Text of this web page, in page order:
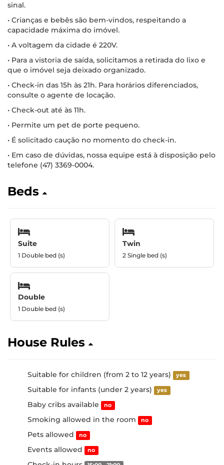
sinal.
• Crianças e bebês são bem-vindos, respeitando a
capacidade máxima do imóvel.
• A voltagem da cidade é 220V.
• Para a vistoria de saída, solicitamos a retirada do lixo e
que o imóvel seja deixado organizado.
• Check-in das 15h às 21h. Para horários diferenciados,
consulte o agente de locação.
• Check-out até às 11h.
• Permite um pet de porte pequeno.
• É solicitado caução no momento do check-in.
• Em caso de dúvidas, nossa equipe está à disposição pelo
telefone (47) 3369-0004.
Beds
Suite
1 Double bed (s)
Twin
2 Single bed (s)
Double
1 Double bed (s)
House Rules
Suitable for children (from 2 to 12 years) yes
Suitable for infants (under 2 years) yes
Baby cribs available no
Smoking allowed in the room no
Pets allowed no
Events allowed no